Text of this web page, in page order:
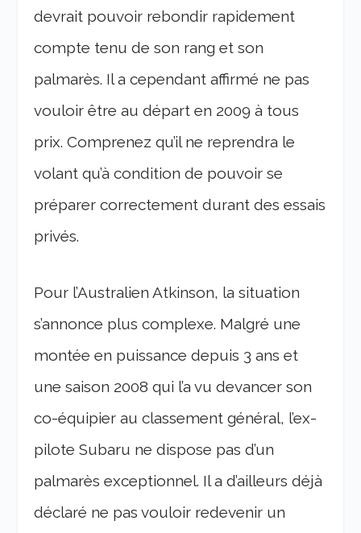
devrait pouvoir rebondir rapidement
compte tenu de son rang et son
palmarès. Il a cependant affirmé ne pas
vouloir être au départ en 2009 à tous
prix. Comprenez qu’il ne reprendra le
volant qu’à condition de pouvoir se
préparer correctement durant des essais
privés.
Pour l’Australien Atkinson, la situation
s’annonce plus complexe. Malgré une
montée en puissance depuis 3 ans et
une saison 2008 qui l’a vu devancer son
co-équipier au classement général, l’ex-
pilote Subaru ne dispose pas d’un
palmarès exceptionnel. Il a d’ailleurs déjà
déclaré ne pas vouloir redevenir un